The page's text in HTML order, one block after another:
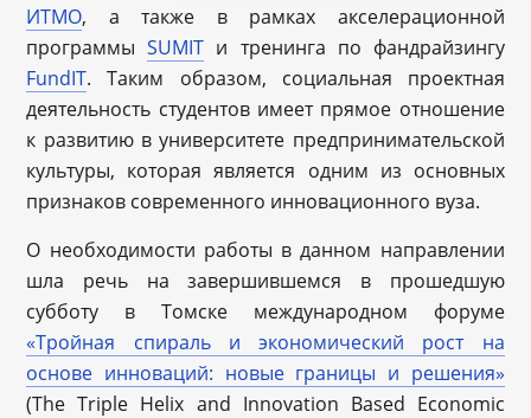
ИТМО, а также в рамках акселерационной
программыSUMIT и тренинга по фандрайзингу
FundIT. Таким образом, социальная проектная
деятельность студентов имеет прямое отношение
к развитию в университете предпринимательской
культуры, которая является одним из основных
признаков современного инновационного вуза.
О необходимости работы в данном направлении
шла речь на завершившемся в прошедшую
субботу в Томске международном форуме
«Тройная спираль и экономический рост на
основе инноваций: новые границы и решения»
(The Triple Helix and Innovation Based Economic